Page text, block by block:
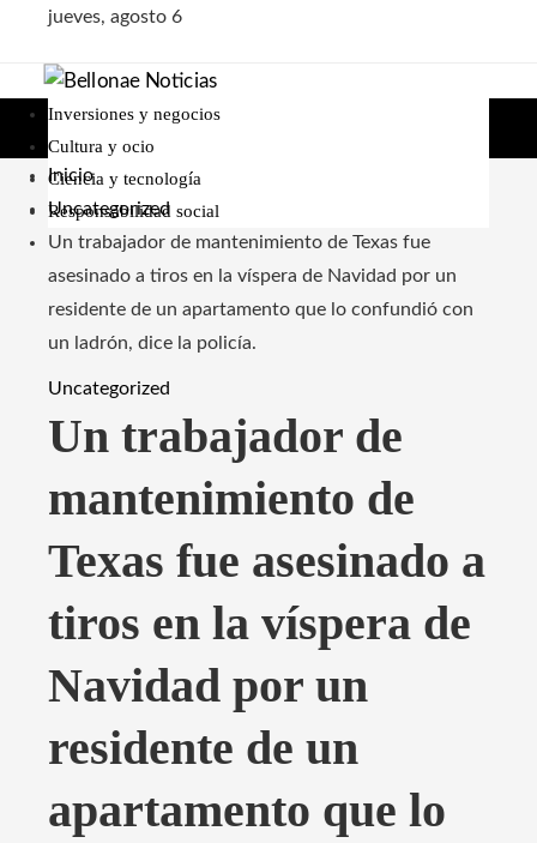
jueves, agosto 6
Inversiones y negocios
Cultura y ocio
Ciencia y tecnología
Responsabilidad social
Inicio
Uncategorized
Un trabajador de mantenimiento de Texas fue
asesinado a tiros en la víspera de Navidad por un
residente de un apartamento que lo confundió con
un ladrón, dice la policía.
Uncategorized
Un trabajador de
mantenimiento de
Texas fue asesinado a
tiros en la víspera de
Navidad por un
residente de un
apartamento que lo